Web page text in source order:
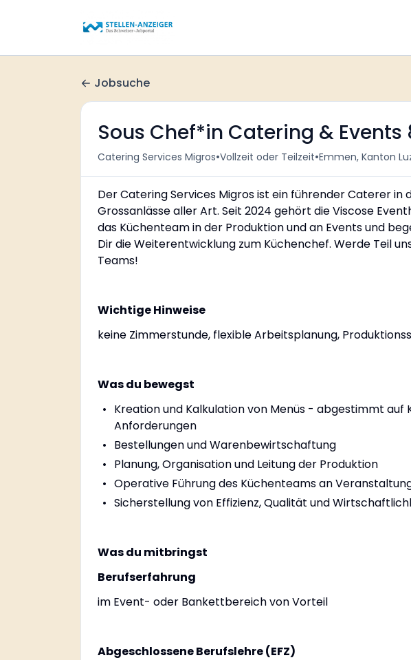
Jobsuche
Sous Chef*in Catering & Events
Catering Services Migros•Vollzeit oder Teilzeit•Emmen, Kanton
Der Catering Services Migros ist ein führender Caterer in
Grossanlässe aller Art. Seit 2024 gehört die Viscose
das Küchenteam in der Produktion und an Events und
Dir die Weiterentwicklung zum Küchenchef. Werde Teil
Teams!
Wichtige Hinweise
keine Zimmerstunde, flexible Arbeitsplanung,
Was du bewegst
Kreation und Kalkulation von Menüs - abgestimmt auf
Anforderungen
Bestellungen und Warenbewirtschaftung
Planung, Organisation und Leitung der Produktion
Operative Führung des Küchenteams an
Sicherstellung von Effizienz, Qualität und
Was du mitbringst
Berufserfahrung
im Event- oder Bankettbereich von Vorteil
Abgeschlossene Berufslehre (EFZ)